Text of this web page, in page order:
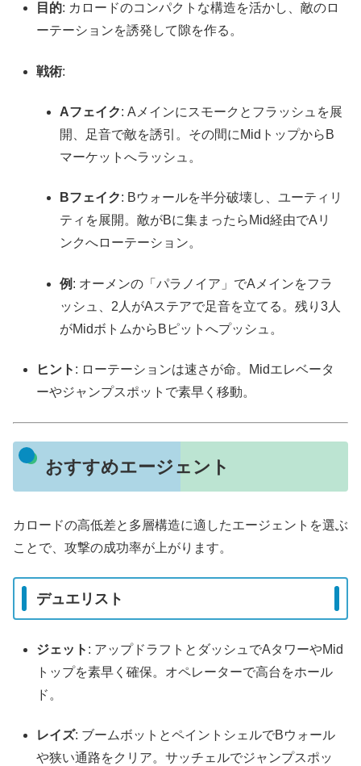
目的: カロードのコンパクトな構造を活かし、敵のロ
ーテーションを誘発して隙を作る。
戦術:
Aフェイク: Aメインにスモークとフラッシュを展
開、足音で敵を誘引。その間にMidトップからB
マーケットへラッシュ。
Bフェイク: Bウォールを半分破壊し、ユーティリ
ティを展開。敵がBに集まったらMid経由でAリ
ンクへローテーション。
例 : オーメンの「パラノイア」でAメインをフラ
ッシュ、2人がAステアで足音を立てる。残り3人
がMidボトムからBピットへプッシュ。
ヒント : ローテーションは速さが命。Midエレベータ
ーやジャンプスポットで素早く移動。
おすすめエージェント
カロードの高低差と多層構造に適したエージェントを選ぶ
ことで、攻撃の成功率が上がります。
デュエリスト
ジェット : アップドラフトとダッシュでAタワーやMid
トップを素早く確保。オペレーターで高台をホール
ド。
レイズ: ブームボットとペイントシェルでBウォール
や狭い通路をクリア。サッチェルでジャンプスポッ